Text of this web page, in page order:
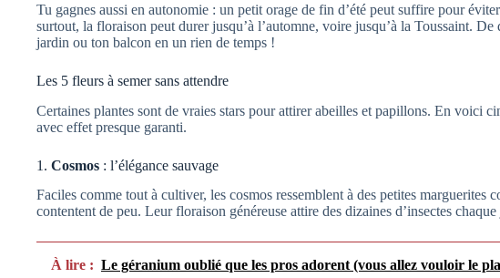
Tu gagnes aussi en autonomie : un petit orage de fin d’été peut suffire pour
surtout, la floraison peut durer jusqu’à l’automne, voire jusqu’à la Toussaint. De
jardin ou ton balcon en un rien de temps !
Les 5 fleurs à semer sans attendre
Certaines plantes sont de vraies stars pour attirer abeilles et papillons. En voici
avec effet presque garanti.
1. Cosmos : l’élégance sauvage
Faciles comme tout à cultiver, les cosmos ressemblent à des petites marguerites
contentent de peu. Leur floraison généreuse attire des dizaines d’insectes chaque
À lire : Le géranium oublié que les pros adorent (vous allez vouloir le